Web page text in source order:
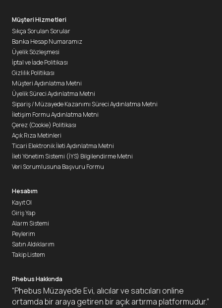
Phebus Hakkında
“Phebus Müzayede Evi, alıcılar ve satıcıları online
ortamda bir araya getiren bir açık artırma platformudur.”
Müşteri Hizmetleri
Sıkça Sorulan Sorular
Banka Hesap Numaramız
Üyelik Sözleşmesi
İptal ve İade Politikası
Gizlilik Politikası
Müşteri Aydınlatma Metni
Üyelik Süreci Aydınlatma Metni
Sipariş / Müzayede Kazanımı Süreci Aydınlatma Metni
İletişim Formu Aydınlatma Metni
Çerez (Cookie) Politikası
Açık Rıza Metinleri
Ticari Elektronik İleti Aydınlatma Metni
İleti Yönetim Sistemi (İYS) Bilgilendirme Metni
Veri Sorumlusuna Başvuru Formu
Hesabım
Kayıt Ol
Giriş Yap
Alarm Sistemi
Peylerim
Satın Aldıklarım
Takip Listem